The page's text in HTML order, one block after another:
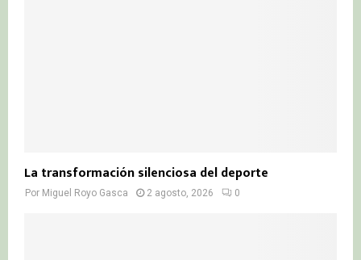
La transformación silenciosa del deporte
Por Miguel Royo Gasca 2 agosto, 2026 0